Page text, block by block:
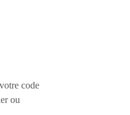
code
ou